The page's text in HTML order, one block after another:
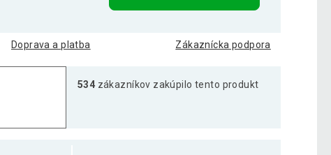
Doprava a platba Zákaznícka podpora
534 zákazníkov zakúpilo tento produkt